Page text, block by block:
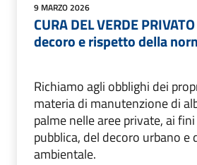
9 MARZO 2026
CURA DEL VERDE
decoro e rispetto della
Richiamo agli obblighi dei
materia di manutenzione di
palme nelle aree private, ai
pubblica, del decoro urbano e
ambientale.